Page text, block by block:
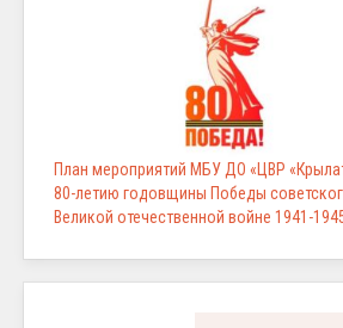
План мероприятий МБУ ДО «ЦВР
80-летию годовщины Победы
Великой отечественной войне 1941-